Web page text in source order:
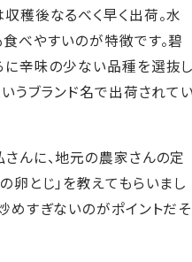
穫後なるべく早く出荷。水
べやすいのが特徴です。碧
に辛味の少ない品種を選抜し
いうブランド名で出荷されて
んに、地元の農家さんの定
卵とじ」を教えてもらいまし
めすぎないのがポイントだそ